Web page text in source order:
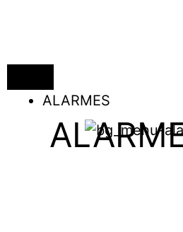
ALARMES